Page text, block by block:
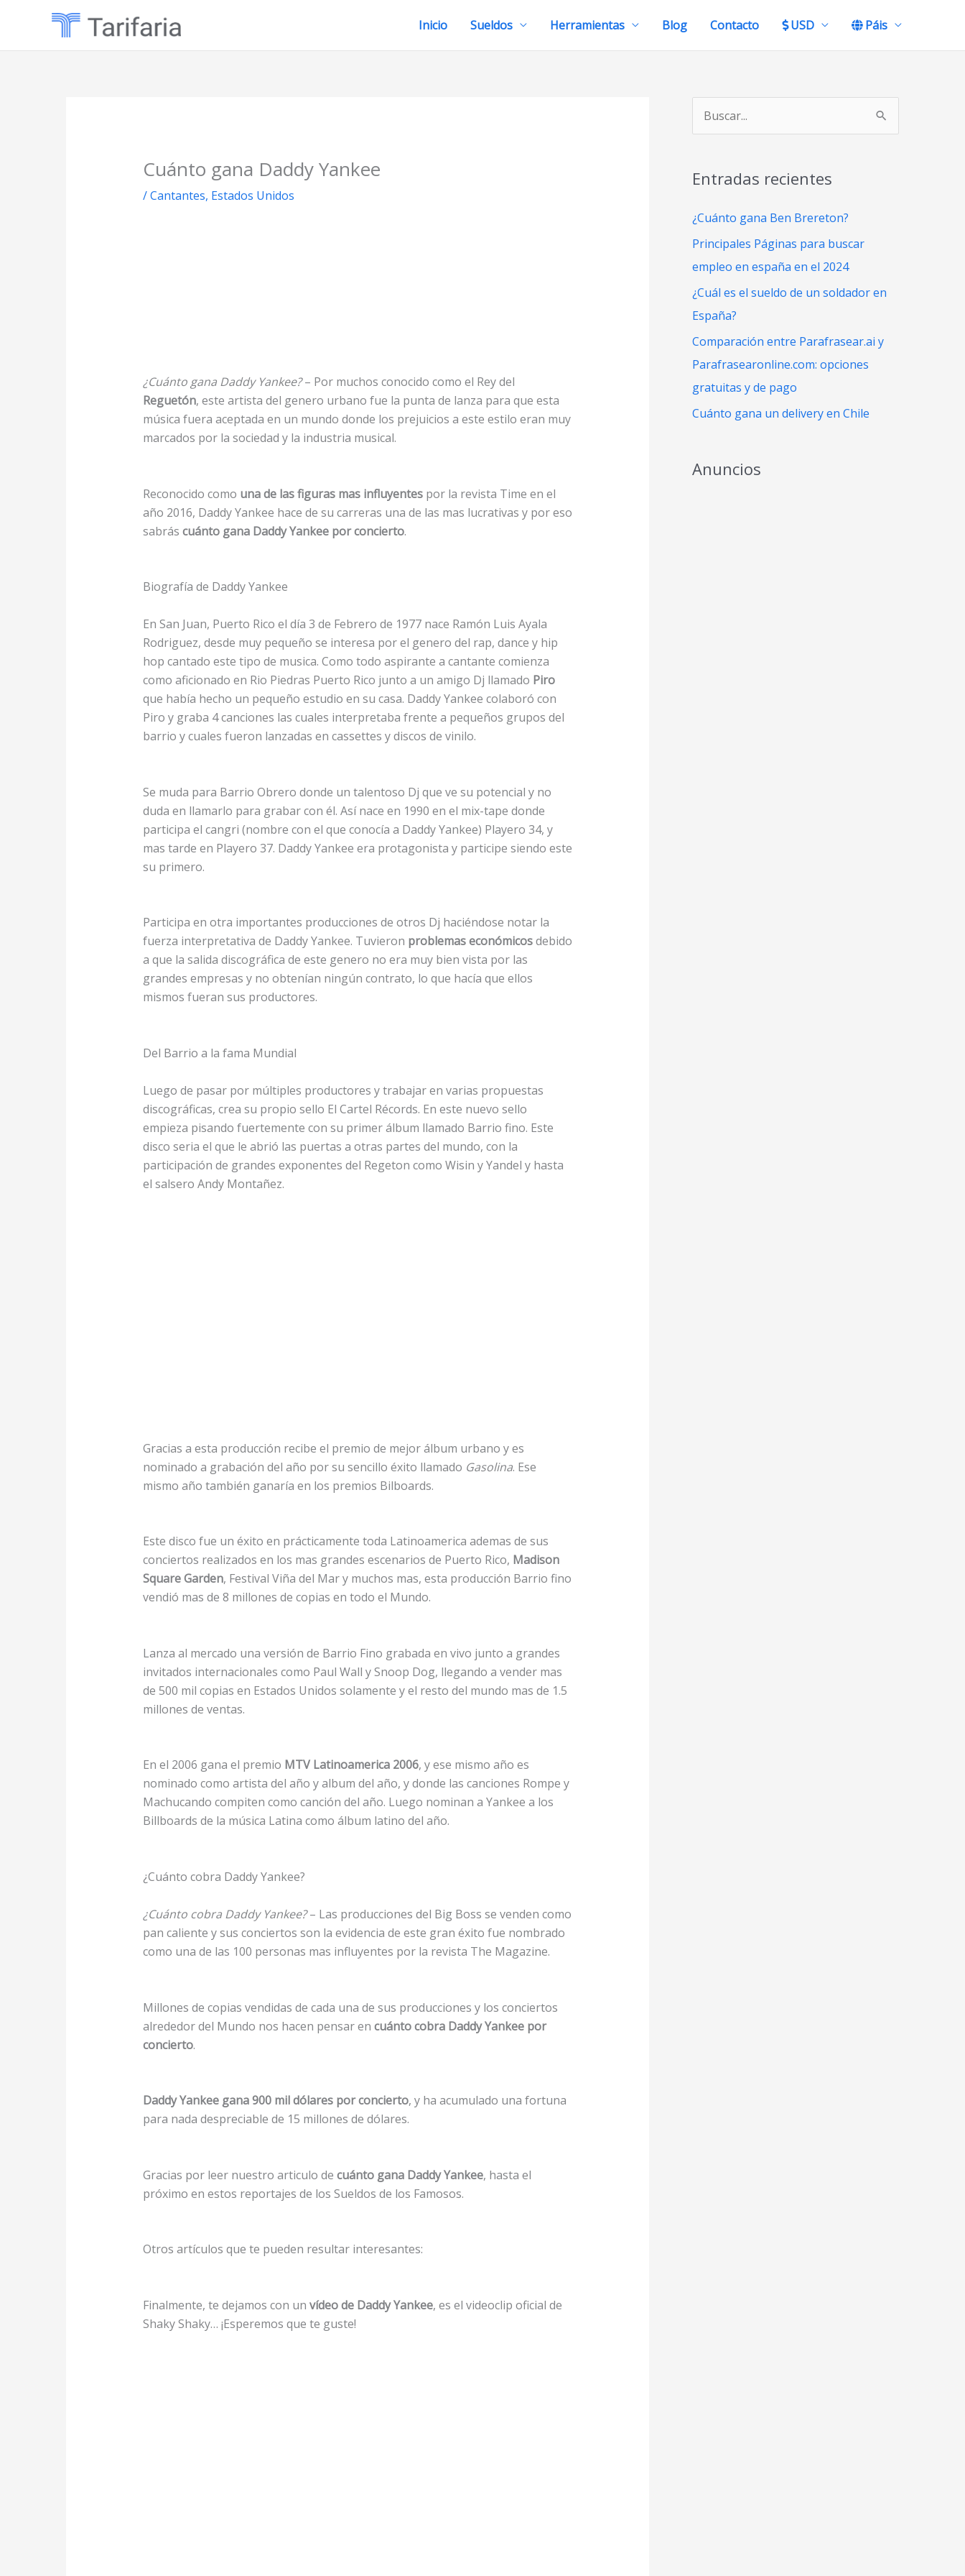
Inicio Sueldos Herramientas Blog Contacto USD Páis
Cuánto gana Daddy Yankee
/Cantantes, Estados Unidos
¿Cuánto gana Daddy Yankee?– Por muchos conocido como el Rey del
Reguetón, este artista del genero urbano fue la punta de lanza para que esta
música fuera aceptada en un mundo donde los prejuicios a este estilo eran muy
marcados por la sociedad y la industria musical.
Reconocido como una de las figuras mas influyentespor la revista Time en el
año 2016, Daddy Yankee hace de su carreras una de las mas lucrativas y por eso
sabrás cuánto gana Daddy Yankee por concierto.
Biografía de Daddy Yankee
En San Juan, Puerto Rico el día 3 de Febrero de 1977 nace Ramón Luis Ayala
Rodriguez, desde muy pequeño se interesa por el genero del rap, dance y hip
hop cantado este tipo de musica. Como todo aspirante a cantante comienza
como aficionado en Rio Piedras Puerto Rico junto a un amigo Dj llamado Piro
que había hecho un pequeño estudio en su casa. Daddy Yankee colaboró con
Piro y graba 4 canciones las cuales interpretaba frente a pequeños grupos del
barrio y cuales fueron lanzadas en cassettes y discos de vinilo.
Se muda para Barrio Obrero donde un talentoso Dj que ve su potencial y no
duda en llamarlo para grabar con él. Así nace en 1990 en el mix-tape donde
participa el cangri (nombre con el que conocía a Daddy Yankee) Playero 34, y
mas tarde en Playero 37. Daddy Yankee era protagonista y participe siendo este
su primero.
Participa en otra importantes producciones de otros Dj haciéndose notar la
fuerza interpretativa de Daddy Yankee. Tuvieron problemas económicosdebido
a que la salida discográfica de este genero no era muy bien vista por las
grandes empresas y no obtenían ningún contrato, lo que hacía que ellos
mismos fueran sus productores.
Del Barrio a la fama Mundial
Luego de pasar por múltiples productores y trabajar en varias propuestas
discográficas, crea su propio sello El Cartel Récords. En este nuevo sello
empieza pisando fuertemente con su primer álbum llamado Barrio fino. Este
disco seria el que le abrió las puertas a otras partes del mundo, con la
participación de grandes exponentes del Regeton como Wisin y Yandel y hasta
el salsero Andy Montañez.
Gracias a esta producción recibe el premio de mejor álbum urbano y es
nominado a grabación del año por su sencillo éxito llamado Gasolina. Ese
mismo año también ganaría en los premios Bilboards.
Este disco fue un éxito en prácticamente toda Latinoamerica ademas de sus
conciertos realizados en los mas grandes escenarios de Puerto Rico, Madison
Square Garden, Festival Viña del Mar y muchos mas, esta producción Barrio fino
vendió mas de 8 millones de copias en todo el Mundo.
Lanza al mercado una versión de Barrio Fino grabada en vivo junto a grandes
invitados internacionales como Paul Wall y Snoop Dog, llegando a vender mas
de 500 mil copias en Estados Unidos solamente y el resto del mundo mas de 1.5
millones de ventas.
En el 2006 gana el premio MTV Latinoamerica 2006, y ese mismo año es
nominado como artista del año y album del año, y donde las canciones Rompe y
Machucando compiten como canción del año. Luego nominan a Yankee a los
Billboards de la música Latina como álbum latino del año.
¿Cuánto cobra Daddy Yankee?
¿Cuánto cobra Daddy Yankee?– Las producciones del Big Boss se venden como
pan caliente y sus conciertos son la evidencia de este gran éxito fue nombrado
como una de las 100 personas mas influyentes por la revista The Magazine.
Millones de copias vendidas de cada una de sus producciones y los conciertos
alrededor del Mundo nos hacen pensar en cuánto cobra Daddy Yankee por
concierto.
Daddy Yankee gana 900 mil dólares por concierto, y ha acumulado una fortuna
para nada despreciable de 15 millones de dólares.
Gracias por leer nuestro articulo de cuánto gana Daddy Yankee, hasta el
próximo en estos reportajes de los Sueldos de los Famosos.
Otros artículos que te pueden resultar interesantes:
Finalmente, te dejamos con un vídeo de Daddy Yankee, es el videoclip oficial de
Shaky Shaky… ¡Esperemos que te guste!
c
r
Entradas recientes
¿Cuánto gana Ben Brereton?
Principales Páginas para buscar
empleo en españa en el 2024
¿Cuál es el sueldo de un soldador en
España?
Comparación entre Parafrasear.ai y
Parafrasearonline.com: opciones
gratuitas y de pago
Cuánto gana un delivery en Chile
Anuncios